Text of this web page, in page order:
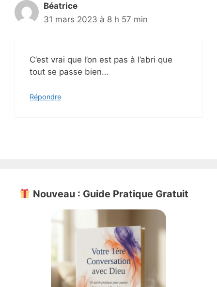
Béatrice
31 mars 2023 à 8 h 57 min
C’est vrai que l’on est pas à l’abri que
tout se passe bien…
Répondre
Nouveau : Guide Pratique Gratuit